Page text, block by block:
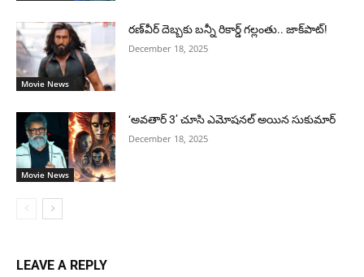
Movie News
రణ్‌వీర్ దెబ్బకు బన్నీ రికార్డ్ గల్లంతు.. జాక్‌పాట్!
December 18, 2025
Movie News
‘అవతార్ 3’ చూసి ఎమోషనల్ అయిన సుకుమార్
December 18, 2025
LEAVE A REPLY